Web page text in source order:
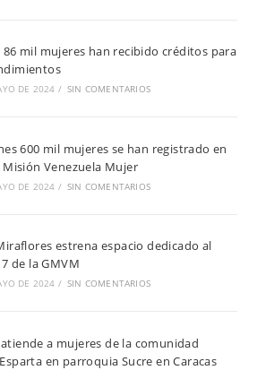
86 mil mujeres han recibido créditos para
DE 2024 / SIN COMENTARIOS
600 mil mujeres se han registrado en
Misión Venezuela Mujer
DE 2024 / SIN COMENTARIOS
estrena espacio dedicado al
de la GMVM
DE 2024 / SIN COMENTARIOS
a mujeres de la comunidad
en parroquia Sucre en Caracas